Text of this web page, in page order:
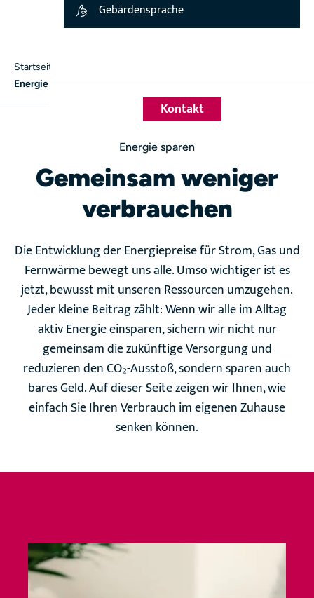
Gebärdensprache
Kontakt
Startseite
Energie sparen
Energie sparen
Gemeinsam weniger
verbrauchen
Die Entwicklung der Energiepreise für Strom, Gas und
Fernwärme bewegt uns alle. Umso wichtiger ist es
jetzt, bewusst mit unseren Ressourcen umzugehen.
Jeder kleine Beitrag zählt: Wenn wir alle im Alltag
aktiv Energie einsparen, sichern wir nicht nur
gemeinsam die zukünftige Versorgung und
reduzieren den CO₂-Ausstoß, sondern sparen auch
bares Geld. Auf dieser Seite zeigen wir Ihnen, wie
einfach Sie Ihren Verbrauch im eigenen Zuhause
senken können.